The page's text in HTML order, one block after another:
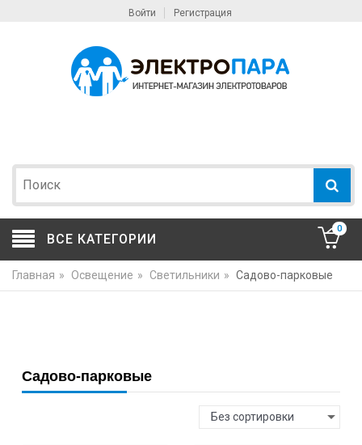
Войти Регистрация
ВСЕ КАТЕГОРИИ
0
Главная » Освещение » Светильники » Садово-парковые
Садово-парковые
Без сортировки